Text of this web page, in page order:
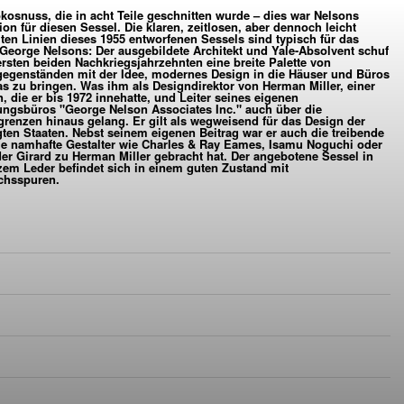
IN SCHWARZEM
VERFÜGBAR ARCHIV
die in acht Teile geschnitten wurde – dies war Nelsons
für diesen Sessel. Die klaren, zeitlosen, aber dennoch leicht
Linien dieses 1955 entworfenen Sessels sind typisch für das
Nelsons: Der ausgebildete Architekt und Yale-Absolvent schuf
beiden Nachkriegsjahrzehnten eine breite Palette von
mit der Idee, modernes Design in die Häuser und Büros
zu bringen. Was ihm als Designdirektor von Herman Miller, einer
die er bis 1972 innehatte, und Leiter seines eigenen
"George Nelson Associates Inc." auch über die
hinaus gelang. Er gilt als wegweisend für das Design der
Staaten. Nebst seinem eigenen Beitrag war er auch die treibende
namhafte Gestalter wie Charles & Ray Eames, Isamu Noguchi oder
Girard zu Herman Miller gebracht hat. Der angebotene Sessel in
Leder befindet sich in einem guten Zustand mit